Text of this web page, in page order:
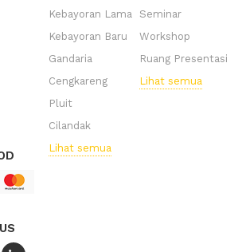
Kebayoran Lama
Kebayoran Baru
Gandaria
Cengkareng
Pluit
Cilandak
Lihat semua
Seminar
Workshop
Ruang Presentasi
Lihat semua